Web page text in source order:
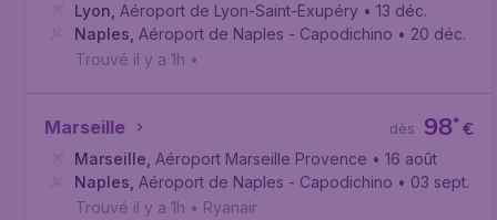
Lyon Aéroport de Lyon-Saint-Exupéry • 13 déc.
Naples Aéroport de Naples - Capodichino • 20 déc.
Trouvé il y a 1h •
Marseille €
98*
dès
Marseille Aéroport Marseille Provence • 16 août
Naples Aéroport de Naples - Capodichino • 03 sept.
Trouvé il y a 1h • Ryanair